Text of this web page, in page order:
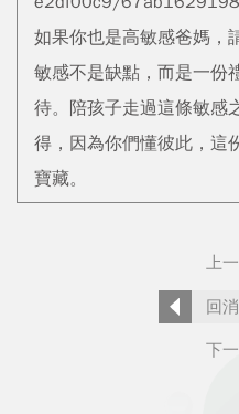
如果你也是高敏感爸媽，
敏感不是缺點，而是一份
待。陪孩子走過這條敏感
得，因為你們懂彼此，這
寶藏。
上
回
下